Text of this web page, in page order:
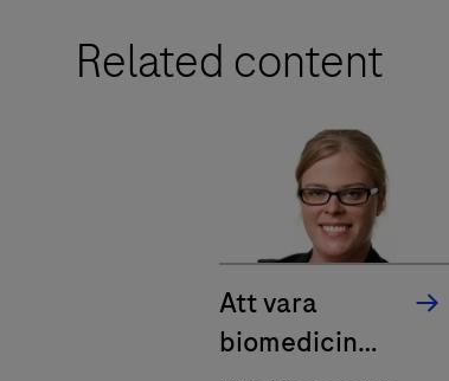
Related content
Att vara
biomedicinsk